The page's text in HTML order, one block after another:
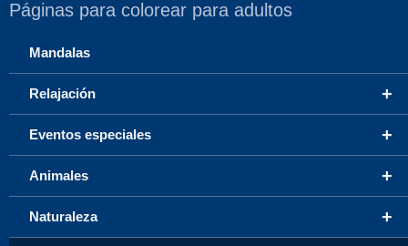
Páginas para colorear para adultos
Mandalas
+
Relajación
+
Eventos especiales
+
Animales
+
Naturaleza